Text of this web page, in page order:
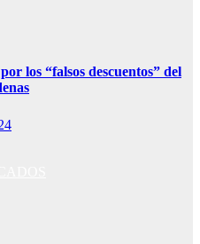
los “falsos descuentos” del